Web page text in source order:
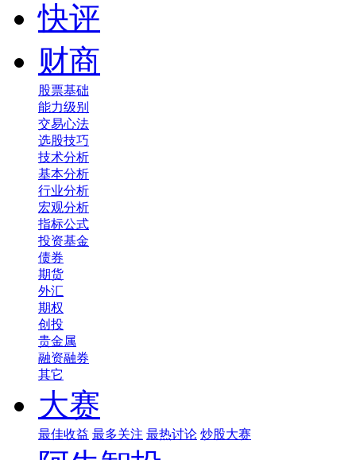
快评
财商
股票基础
能力级别
交易心法
选股技巧
技术分析
基本分析
行业分析
宏观分析
指标公式
投资基金
债券
期货
外汇
期权
创投
贵金属
融资融券
其它
大赛
最佳收益 最多关注 最热讨论 炒股大赛